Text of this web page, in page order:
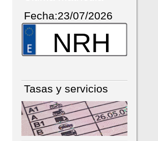
Fecha:23/07/2026
NRH
Tasas y servicios